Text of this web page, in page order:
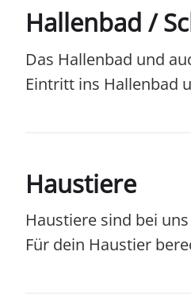
Hallenbad /
Das Hallenbad und
Eintritt ins Hallenbad
Haustiere
Haustiere sind bei
Für dein Haustier